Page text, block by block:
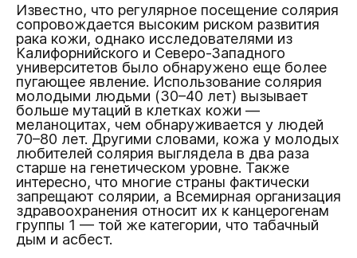
Известно, что регулярное посещение солярия
сопровождается высоким риском развития
рака кожи, однако исследователями из
Калифорнийского и Северо-Западного
университетов было обнаружено еще более
пугающее явление. Использование солярия
молодыми людьми (30–40 лет) вызывает
больше мутаций в клетках кожи —
меланоцитах, чем обнаруживается у людей
70–80 лет. Другими словами, кожа у молодых
любителей солярия выглядела в два раза
старше на генетическом уровне. Также
интересно, что многие страны фактически
запрещают солярии, а Всемирная организация
здравоохранения относит их к канцерогенам
группы 1 — той же категории, что табачный
дым и асбест.